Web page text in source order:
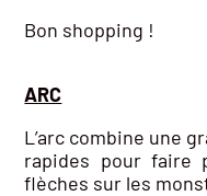
Bon shopping !
ARC
L’arc combine une
rapides pour faire
flèches sur les